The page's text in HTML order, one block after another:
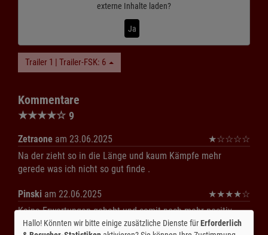
externe Inhalte laden?
Ja
Trailer 1 | Trailer-FSK: 6
Kommentare
★★★★☆ 9
Zetraone am 23.06.2025 ★☆☆☆☆
Na der zieht so in die Länge und kaum Kämpfe mehr
gerede was ich nicht so gut finde .
Pinski am 22.06.2025 ★★★★☆
Keine Erwartungen gehabt und somit noch mehr positiv
überrascht worden.
Hallo! Könnten wir bitte einige zusätzliche Dienste fürErforderlich